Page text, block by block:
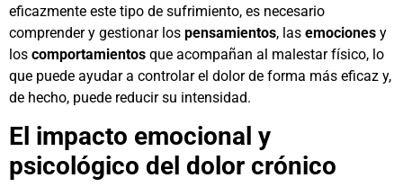
eficazmente este tipo de sufrimiento, es necesario
comprender y gestionar los pensamientos, las emociones y
los comportamientos que acompañan al malestar físico, lo
que puede ayudar a controlar el dolor de forma más eficaz y,
de hecho, puede reducir su intensidad.
El impacto emocional y
psicológico del dolor crónico